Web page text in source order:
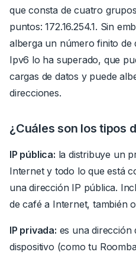
que consta de cuatro
puntos: 172.16.254.1. Sin
alberga un número finito de
Ipv6 lo ha superado, que
cargas de datos y puede
direcciones.
¿Cuáles son los tipos
IP pública: la distribuye un
Internet y todo lo que está
una dirección IP pública.
de café a Internet, también
IP privada: es una dirección
dispositivo (como tu